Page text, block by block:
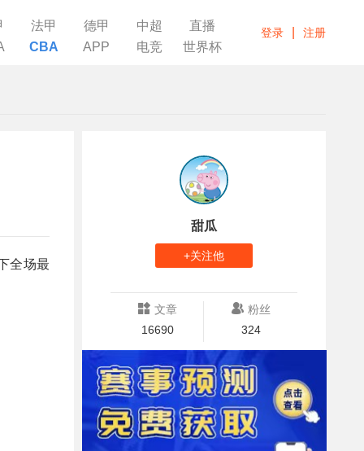
法甲 德甲 中超
直播
CBA APP 电竞 世界杯
登录 注册
全场最
甜瓜
+关注他
文章
16690
粉丝
324